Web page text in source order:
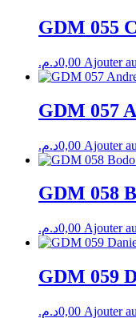
GDM 055
0,00د.م. Ajouter
GDM 057
0,00د.م. Ajouter
GDM 058
0,00د.م. Ajouter
GDM 059
0,00د.م. Ajouter